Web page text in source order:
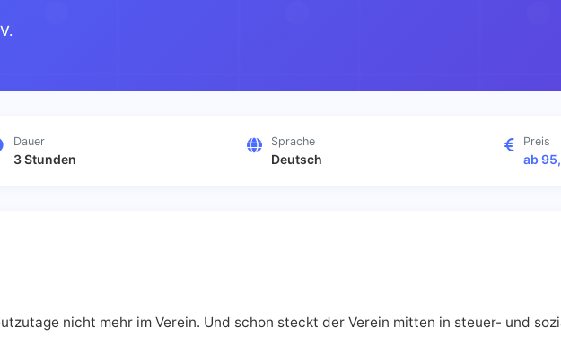
Dauer
3 Stunden
Sprache
Deutsch
Preis
ab
nicht mehr im Verein. Und schon steckt der Verein mitten in steuer- und